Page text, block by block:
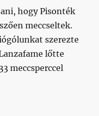
hogy Pisonték
meccseltek.
szerezte
lőtte
meccsperccel
valószínű,